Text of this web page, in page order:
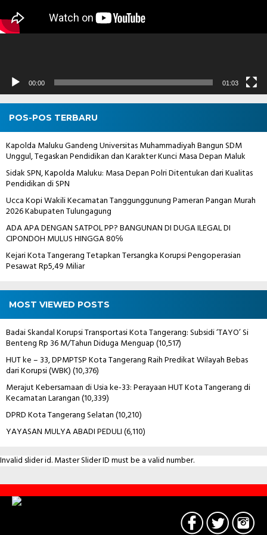
00:00 01:03
POS-POS TERBARU
Kapolda Maluku Gandeng Universitas Muhammadiyah Bangun SDM
Unggul, Tegaskan Pendidikan dan Karakter Kunci Masa Depan Maluk
Sidak SPN, Kapolda Maluku: Masa Depan Polri Ditentukan dari Kualitas
Pendidikan di SPN
Ucca Kopi Wakili Kecamatan Tanggunggunung Pameran Pangan Murah
2026 Kabupaten Tulungagung
ADA APA DENGAN SATPOL PP? BANGUNAN DI DUGA ILEGAL DI
CIPONDOH MULUS HINGGA 80℅
Kejari Kota Tangerang Tetapkan Tersangka Korupsi Pengoperasian
Pesawat Rp5,49 Miliar
MOST VIEWED POSTS
Badai Skandal Korupsi Transportasi Kota Tangerang: Subsidi ‘TAYO’ Si
Benteng Rp 36 M/Tahun Diduga Menguap(10,517)
HUT ke – 33, DPMPTSP Kota Tangerang Raih Predikat Wilayah Bebas
dari Korupsi (WBK)(10,376)
Merajut Kebersamaan di Usia ke-33: Perayaan HUT Kota Tangerang di
Kecamatan Larangan(10,339)
DPRD Kota Tangerang Selatan(10,210)
YAYASAN MULYA ABADI PEDULI(6,110)
Invalid slider id. Master Slider ID must be a valid number.
Contact
Us